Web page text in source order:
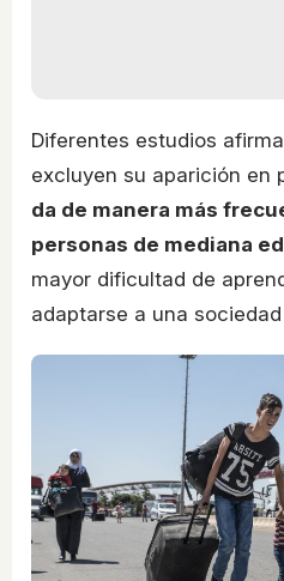
Diferentes estudios
excluyen su aparición en
da de manera más
personas de mediana
mayor dificultad de
adaptarse a una